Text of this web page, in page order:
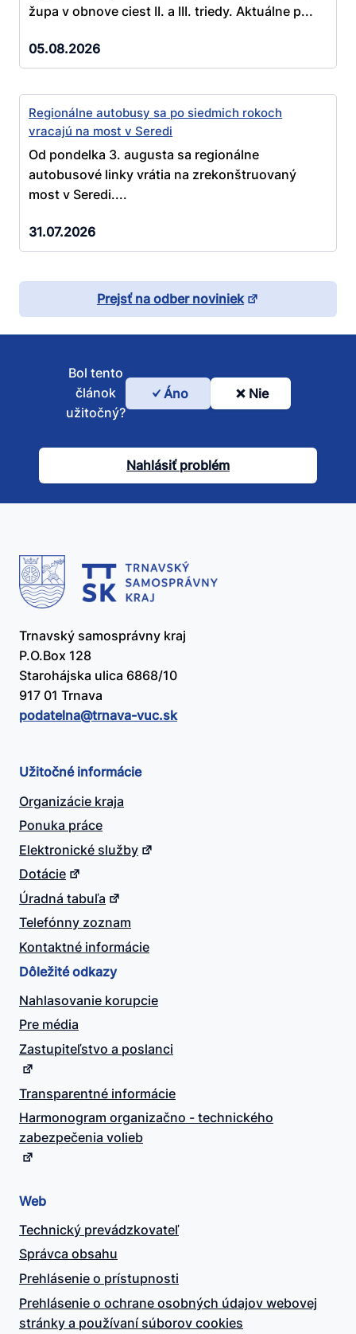
župa v obnove ciest II. a III. triedy. Aktuálne p...
05.08.2026
Regionálne autobusy sa po siedmich rokoch
vracajú na most v Seredi
Od pondelka 3. augusta sa regionálne
autobusové linky vrátia na zrekonštruovaný
most v Seredi....
31.07.2026
Prejsť na odber noviniek
Bol
článok
užitočný?
Bol tento
článok
užitočný?
Áno Nie
Nahlásiť problém
Trnavský samosprávny kraj
P.O.Box 128
Starohájska ulica 6868/10
917 01 Trnava
podatelna@​trnava-vuc.sk
Užitočné informácie
Organizácie kraja
Ponuka práce
Elektronické služby
Dotácie
Úradná tabuľa
Telefónny zoznam
Kontaktné informácie
Dôležité odkazy
Nahlasovanie korupcie
Pre média
Zastupiteľstvo a poslanci
Transparentné informácie
Harmonogram organizačno - technického
zabezpečenia volieb
Web
Technický prevádzkovateľ
Správca obsahu
Prehlásenie o prístupnosti
Prehlásenie o ochrane osobných údajov webovej
stránky a používaní súborov cookies